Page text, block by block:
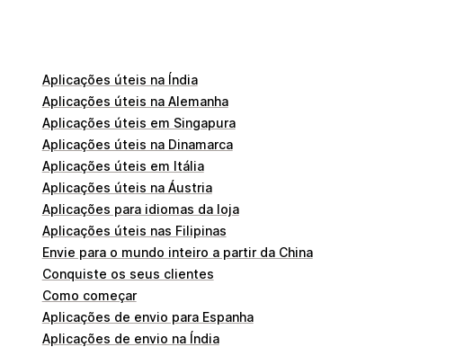
Aplicações úteis na Índia
Aplicações úteis na Alemanha
Aplicações úteis em Singapura
Aplicações úteis na Dinamarca
Aplicações úteis em Itália
Aplicações úteis na Áustria
Aplicações para idiomas da loja
Aplicações úteis nas Filipinas
Envie para o mundo inteiro a partir da China
Conquiste os seus clientes
Como começar
Aplicações de envio para Espanha
Aplicações de envio na Índia